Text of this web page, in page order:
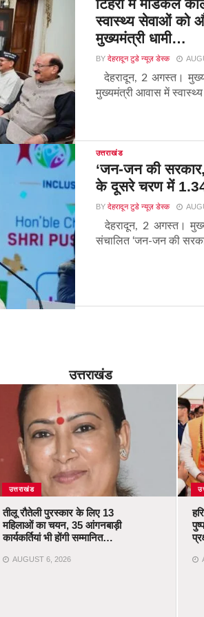
टिहरी में मेडिकल
स्वास्थ्य सेवाओं को
मुख्यमंत्री धामी…
BY देहरादून टुडे न्यूज़ डेस्क
देहरादून, 2 अगस्त।
मुख्यमंत्री आवास में स्वास्थ्य
उत्तराखंड
‘जन-जन की
के दूसरे चरण में 1.34
BY देहरादून टुडे न्यूज़ डेस्क
देहरादून, 2 अगस्त।
संचालित ‘जन-जन की
उत्तराखंड
उत्तराखंड
तीलू रौतेली पुरस्कार के लिए 13
महिलाओं का चयन, 35 आंगनबाड़ी
कार्यकर्तियां भी होंगी सम्मानित…
AUGUST 6, 2026